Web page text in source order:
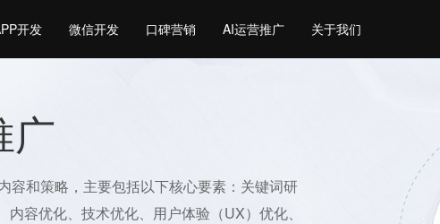
开发 微信开发 口碑营销 AI运营推广 关于我们
广
容和策略，主要包括以下核心要素：关键词研
容优化、技术优化、用户体验（UX）优化、